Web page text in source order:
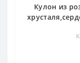
Кулон из